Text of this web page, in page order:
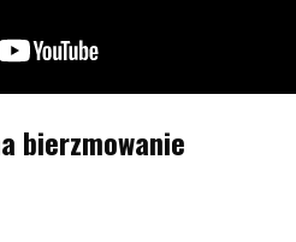
bierzmowanie